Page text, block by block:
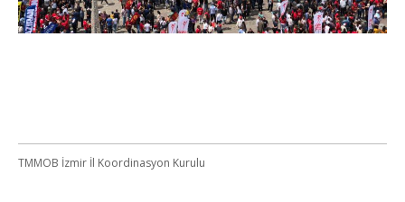
TMMOB İzmir İl Koordinasyon Kurulu